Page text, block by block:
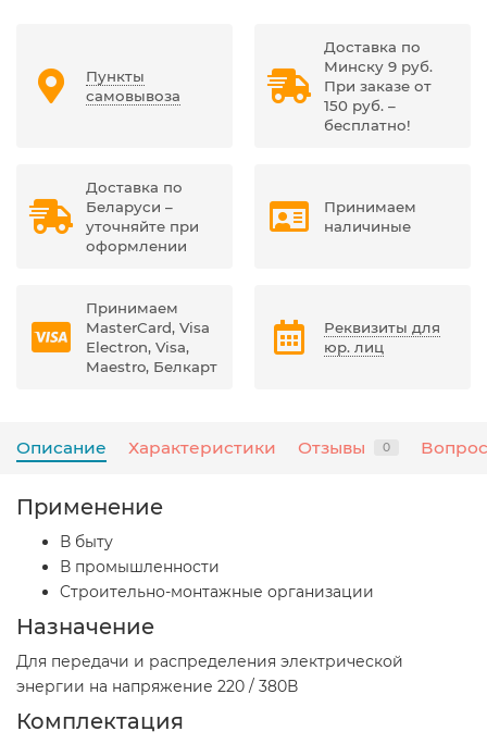
Пункты
самовывоза
Доставка по
Минску 9 руб.
При заказе от
150 руб. –
бесплатно!
Доставка по
Беларуси –
уточняйте при
оформлении
Принимаем
наличиные
Принимаем
MasterCard, Visa
Electron, Visa,
Maestro, Белкарт
Реквизиты для
юр. лиц
Описание Характеристики Отзывы 0
Применение
В быту
В промышленности
Cтроительно-монтажные организации
Назначение
Для передачи и распределения электрической
энергии на напряжение 220 / 380В
Комплектация